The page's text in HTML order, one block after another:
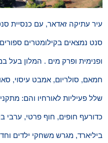
עיר עתיקה זאדאר, עם כנסיית
סנט נמצאים בקילומטרים ספורים
ופנימית ופרק מים . המלון בעל
חמאם, סולריום, אמבט עיסוי,
שלל פעיליות לאורחיו והם:
כדורעף חופים, חוף פרטי, ערבי
ביליארד, מגרש משחקי ילדים